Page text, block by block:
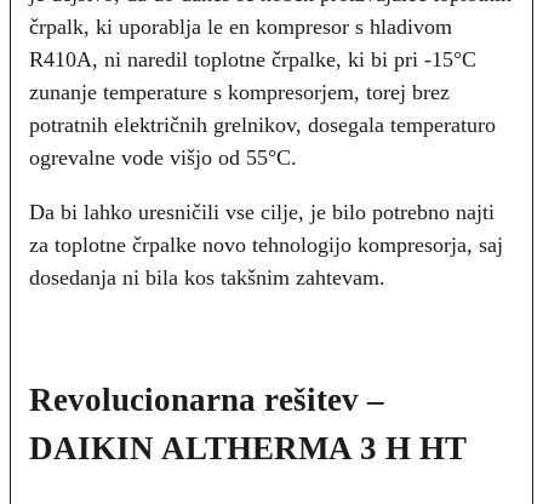
črpalk, ki uporablja le en kompresor s hladivom
R410A, ni naredil toplotne črpalke, ki bi pri -15°C
zunanje temperature s kompresorjem, torej brez
potratnih električnih grelnikov, dosegala temperaturo
ogrevalne vode višjo od 55°C.
Da bi lahko uresničili vse cilje, je bilo potrebno najti
za toplotne črpalke novo tehnologijo kompresorja, saj
dosedanja ni bila kos takšnim zahtevam.
Revolucionarna rešitev –
DAIKIN ALTHERMA 3 H HT